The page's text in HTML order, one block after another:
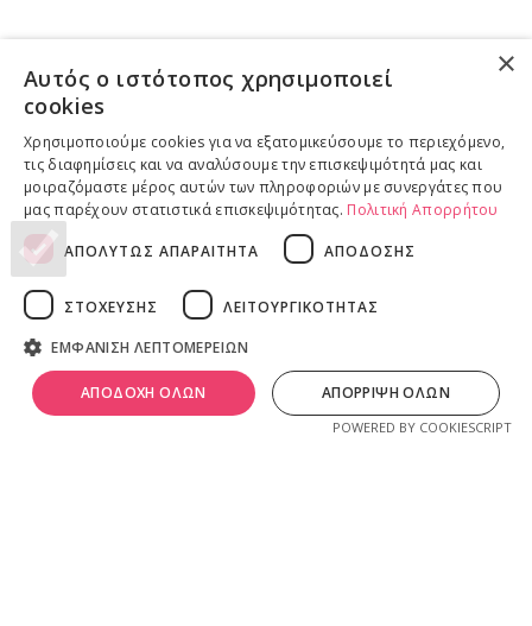
ONLINE ΑΓΟΡΕΣ
Παραδόσεις προϊόντων
ΝΟΜΙΚΕΣ ΠΛΗΡΟΦΟΡΙΕΣ
Πολιτική απορρήτου
Όροι & Προϋποθέσεις
Ιδιοκτησία, δημιουργία, branding, τεχνική & εμπορική διαχείριση
από τηνOnline Lab - Κυριάκος Παπαδόπουλος.
0
Καλάθι
×
Αυτός ο ιστότοπος χρησιμοποιεί
cookies
Χρησιμοποιούμε cookies για να εξατομικεύσουμε το περιεχόμενο,
τις διαφημίσεις και να αναλύσουμε την επισκεψιμότητά μας και
μοιραζόμαστε μέρος αυτών των πληροφοριών με συνεργάτες που
μας παρέχουν στατιστικά επισκεψιμότητας. Πολιτική Απορρήτου
ΑΠΟΛΥΤΩΣ ΑΠΑΡΑΙΤΗΤΑ ΑΠΟΔΟΣΗΣ
ΣΤΟΧΕΥΣΗΣ
ΛΕΙΤΟΥΡΓΙΚΟΤΗΤΑΣ
ΕΜΦΑΝΙΣΗ ΛΕΠΤΟΜΕΡΕΙΩΝ
ΑΠΟΔΟΧΗ ΟΛΩΝ ΑΠΟΡΡΙΨΗ ΟΛΩΝ
POWERED BY COOKIESCRIPT